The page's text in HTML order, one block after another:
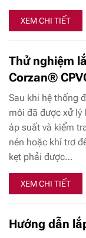
XEM CHI TIẾT
Thử nghiệm
Corzan®
Sau khi hệ thống
môi đã được xử lý
áp suất và kiểm
nén hoặc khí trơ
kẹt phải được…
XEM CHI TIẾT
Hướng dẫn